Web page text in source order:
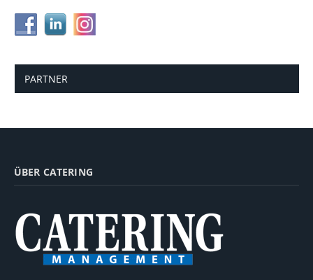
PARTNER
ÜBER CATERING